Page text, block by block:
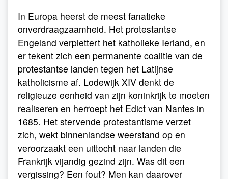
In Europa heerst de meest fanatieke
onverdraagzaamheid. Het protestantse
Engeland verplettert het katholieke Ierland, en
er tekent zich een permanente coalitie van de
protestantse landen tegen het Latijnse
katholicisme af. Lodewijk XIV denkt de
religieuze eenheid van zijn koninkrijk te moeten
realiseren en herroept het Edict van Nantes in
1685. Het stervende protestantisme verzet
zich, wekt binnenlandse weerstand op en
veroorzaakt een uittocht naar landen die
Frankrijk vijandig gezind zijn. Was dit een
vergissing? Een fout? Men kan daarover